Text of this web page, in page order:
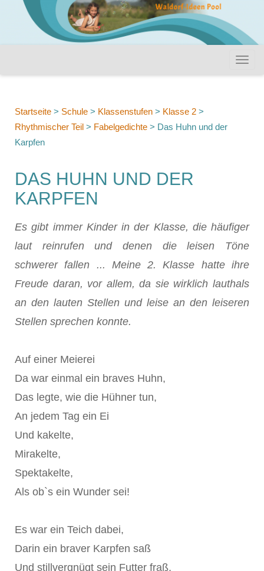
Startseite > Schule > Klassenstufen > Klasse 2 >
Rhythmischer Teil > Fabelgedichte > Das Huhn und der
Karpfen
DAS HUHN UND DER
KARPFEN
Es gibt immer Kinder in der Klasse, die häufiger
laut reinrufen und denen die leisen Töne
schwerer fallen ... Meine 2. Klasse hatte ihre
Freude daran, vor allem, da sie wirklich lauthals
an den lauten Stellen und leise an den leiseren
Stellen sprechen konnte.
Auf einer Meierei
Da war einmal ein braves Huhn,
Das legte, wie die Hühner tun,
An jedem Tag ein Ei
Und kakelte,
Mirakelte,
Spektakelte,
Als ob`s ein Wunder sei!
Es war ein Teich dabei,
Darin ein braver Karpfen saß
Und stillvergnügt sein Futter fraß,